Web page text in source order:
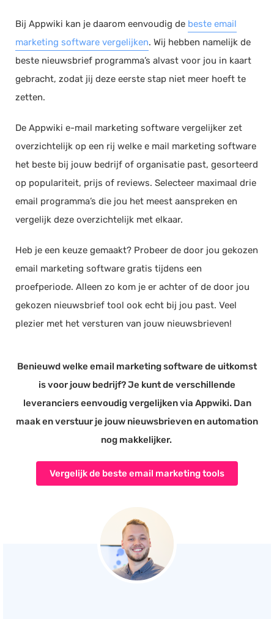
Bij Appwiki kan je daarom eenvoudig de beste email
marketing software vergelijken. Wij hebben namelijk de
beste nieuwsbrief programma’s alvast voor jou in kaart
gebracht, zodat jij deze eerste stap niet meer hoeft te
zetten.
De Appwiki e-mail marketing software vergelijker zet
overzichtelijk op een rij welke e mail marketing software
het beste bij jouw bedrijf of organisatie past, gesorteerd
op populariteit, prijs of reviews. Selecteer maximaal drie
email programma’s die jou het meest aanspreken en
vergelijk deze overzichtelijk met elkaar.
Heb je een keuze gemaakt? Probeer de door jou gekozen
email marketing software gratis tijdens een
proefperiode. Alleen zo kom je er achter of de door jou
gekozen nieuwsbrief tool ook echt bij jou past. Veel
plezier met het versturen van jouw nieuwsbrieven!
Benieuwd welke email marketing software de uitkomst
is voor jouw bedrijf? Je kunt de verschillende
leveranciers eenvoudig vergelijken via Appwiki. Dan
maak en verstuur je jouw nieuwsbrieven en automation
nog makkelijker.
Vergelijk de beste email marketing tools